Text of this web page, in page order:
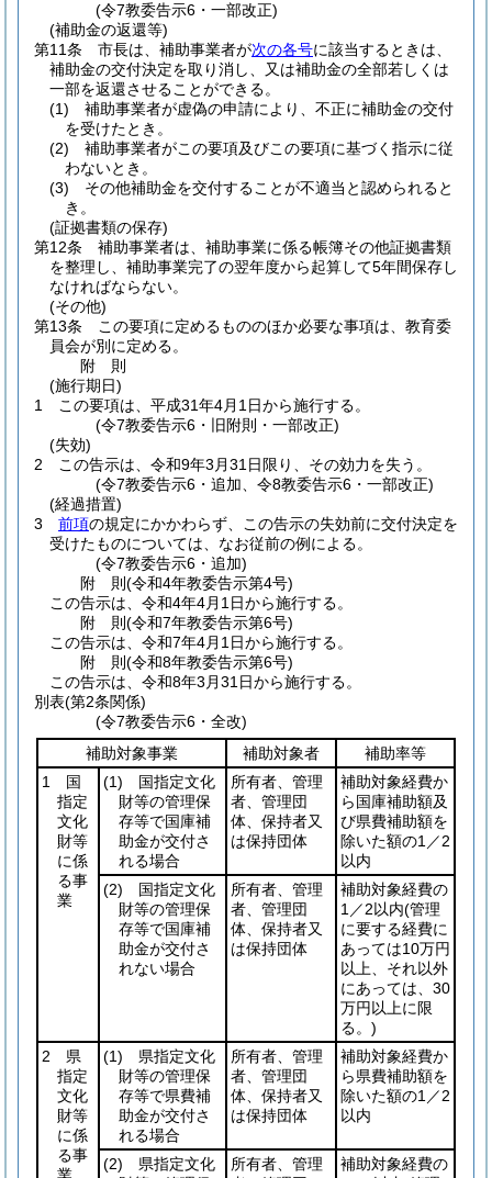
(令7教委告示6・一部改正)
(補助金の返還等)
第11条
市長は、補助事業者が次の各号に該当するときは、
補助金の交付決定を取り消し、又は補助金の全部若しくは
一部を返還させることができる。
(1)
補助事業者が虚偽の申請により、不正に補助金の交付
を受けたとき。
(2)
補助事業者がこの要項及びこの要項に基づく指示に従
わないとき。
(3)
その他補助金を交付することが不適当と認められると
き。
(証拠書類の保存)
第12条
補助事業者は、補助事業に係る帳簿その他証拠書類
を整理し、補助事業完了の翌年度から起算して5年間保存し
なければならない。
(その他)
第13条
この要項に定めるもののほか必要な事項は、教育委
員会が別に定める。
附 則
(施行期日)
1
この要項は、平成31年4月1日から施行する。
(令7教委告示6・旧附則・一部改正)
(失効)
2
この告示は、令和9年3月31日限り、その効力を失う。
(令7教委告示6・追加、令8教委告示6・一部改正)
(経過措置)
3
前項の規定にかかわらず、この告示の失効前に交付決定を
受けたものについては、なお従前の例による。
(令7教委告示6・追加)
附 則(令和4年教委告示第4号)
この告示は、令和4年4月1日から施行する。
附 則(令和7年教委告示第6号)
この告示は、令和7年4月1日から施行する。
附 則(令和8年教委告示第6号)
この告示は、令和8年3月31日から施行する。
別表(第2条関係)
(令7教委告示6・全改)
補助対象事業
補助対象者
補助率等
1 国
指定
文化
財等
に係
る事
業
(1) 国指定文化
財等の管理保
存等で国庫補
助金が交付さ
れる場合
所有者、管理
者、管理団
体、保持者又
は保持団体
補助対象経費か
ら国庫補助額及
び県費補助額を
除いた額の1／2
以内
(2) 国指定文化
財等の管理保
存等で国庫補
助金が交付さ
れない場合
所有者、管理
者、管理団
体、保持者又
は保持団体
補助対象経費の
1／2以内(管理
に要する経費に
あっては10万円
以上、それ以外
にあっては、30
万円以上に限
る。)
2 県
指定
文化
財等
に係
る事
(1) 県指定文化
財等の管理保
存等で県費補
助金が交付さ
れる場合
所有者、管理
者、管理団
体、保持者又
は保持団体
補助対象経費か
ら県費補助額を
除いた額の1／2
以内
(2) 県指定文化
所有者、管理
補助対象経費の